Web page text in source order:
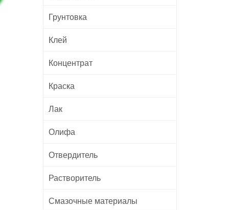
Грунтовка
Клей
Концентрат
Краска
Лак
Олифа
Отвердитель
Растворитель
Смазочные материалы